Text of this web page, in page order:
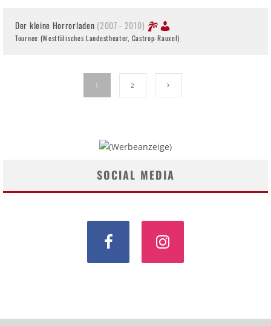
Der kleine Horrorladen (2007 - 2010)
Tournee (Westfälisches Landestheater, Castrop-Rauxel)
1 2
SOCIAL MEDIA